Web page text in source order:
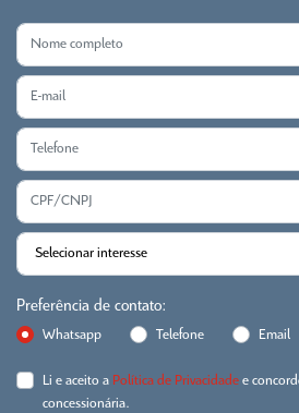
Preferência de contato:
Whatsapp Telefone Email
Li e aceito a Política de Privacidade e
concessionária.